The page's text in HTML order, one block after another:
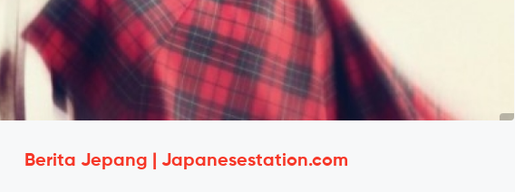
Berita Jepang | Japanesestation.com